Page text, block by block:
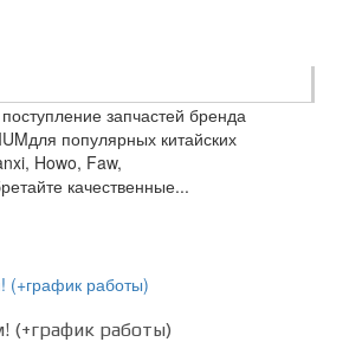
запчастей бренда
популярных китайских
Howo, Faw,
качественные...
(+график работы)